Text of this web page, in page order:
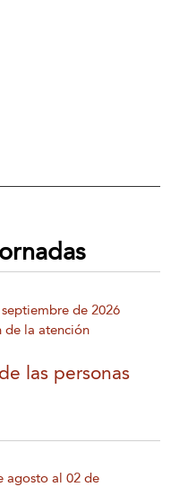
de 2026
de la atención
las personas
agosto al 02 de